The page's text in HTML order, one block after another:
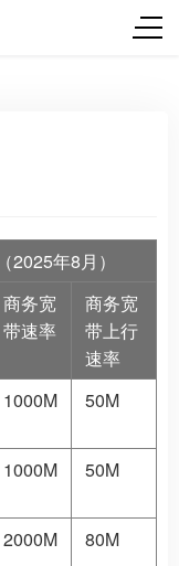
年8月）
商务宽
带速率
商务宽
带上行
速率
1000M 50M
1000M 50M
2000M 80M